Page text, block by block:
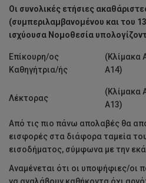
Οι συνολικές ετήσιες
(συμπεριλαμβανομένου και του
ισχύουσα Νομοθεσία
Επίκουρη/ος
Καθηγήτρια/ής
(Κλίμακα
Α14)
Λέκτορας
(Κλίμακα
Α13)
Από τις πιο πάνω απολαβές θα
εισφορές στα διάφορα ταμεία
εισοδήματος, σύμφωνα με την
Αναμένεται ότι οι υποψήφιες/οι